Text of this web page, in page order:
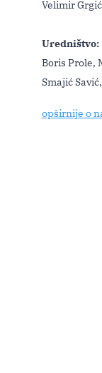
Velimir
Uredništvo:
Boris Prole,
Smajić
opširnije o